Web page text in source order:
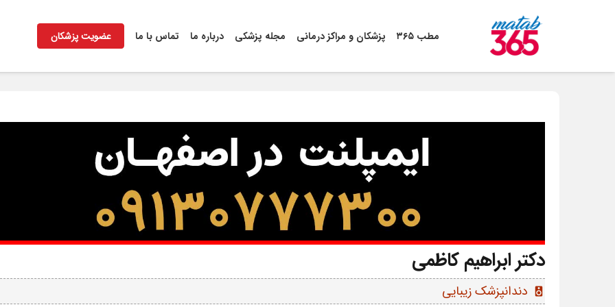
مطب ۳۶۵ پزشکان و مراکز درمانی مجله پزشکی درباره ما تماس با ما عضویت پزشکان
دکتر ابراهیم کاظمی
speaker دندانپزشک زیبایی